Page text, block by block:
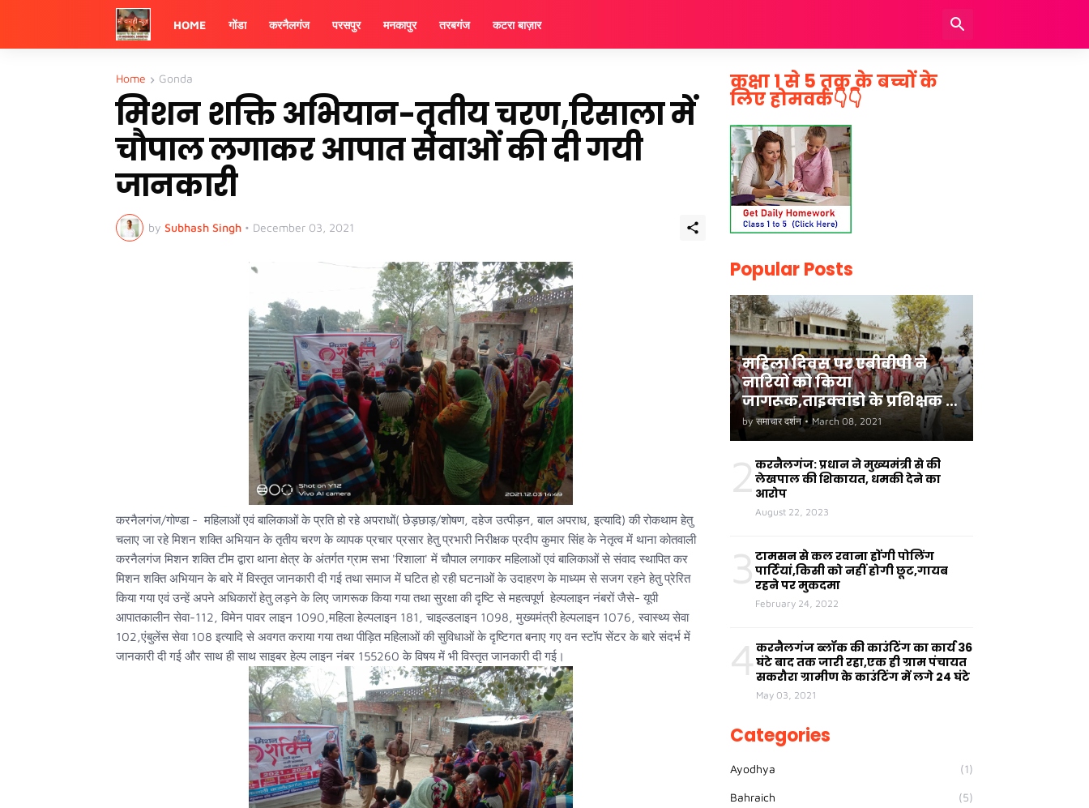
HOME गोंडा करनैलगंज परसपुर मनकापुर तरबगंज कटरा बाज़ार
Home Gonda
मिशन शक्ति अभियान-तृतीय चरण,रिसाला में
चौपाल लगाकर आपात सेवाओं की दी गयी
जानकारी
by Subhash Singh • December 03, 2021
करनैलगंज/गोण्डा - महिलाओं एवं बालिकाओं के प्रति हो रहे अपराधों( छेड़छाड़/शोषण, दहेज उत्पीड़न, बाल अपराध, इत्यादि) की रोकथाम हेतु
चलाए जा रहे मिशन शक्ति अभियान के तृतीय चरण के व्यापक प्रचार प्रसार हेतु प्रभारी निरीक्षक प्रदीप कुमार सिंह के नेतृत्व में थाना कोतवाली
करनैलगंज मिशन शक्ति टीम द्वारा थाना क्षेत्र के अंतर्गत ग्राम सभा 'रिशाला' में चौपाल लगाकर महिलाओं एवं बालिकाओं से संवाद स्थापित कर
मिशन शक्ति अभियान के बारे में विस्तृत जानकारी दी गई तथा समाज में घटित हो रही घटनाओं के उदाहरण के माध्यम से सजग रहने हेतु प्रेरित
किया गया एवं उन्हें अपने अधिकारों हेतु लड़ने के लिए जागरूक किया गया तथा सुरक्षा की दृष्टि से महत्वपूर्ण हेल्पलाइन नंबरों जैसे- यूपी
आपातकालीन सेवा-112, विमेन पावर लाइन 1090,महिला हेल्पलाइन 181, चाइल्डलाइन 1098, मुख्यमंत्री हेल्पलाइन 1076, स्वास्थ्य सेवा
102,एंबुलेंस सेवा 108 इत्यादि से अवगत कराया गया तथा पीड़ित महिलाओं की सुविधाओं के दृष्टिगत बनाए गए वन स्टॉप सेंटर के बारे संदर्भ में
जानकारी दी गई और साथ ही साथ साइबर हेल्प लाइन नंबर 155260 के विषय में भी विस्तृत जानकारी दी गई।
कक्षा 1 से 5 तक के बच्चों के
लिए होमवर्क👇👇
Popular Posts
महिला दिवस पर एबीवीपी ने
नारियों को किया
जागरूक,ताइक्वांडो के प्रशिक्षक ने
छात्राओं को सुरक्षा के टिप्स दिए
by समाचार दर्शन • March 08, 2021
2 करनैलगंज: प्रधान ने मुख्यमंत्री से की
लेखपाल की शिकायत, धमकी देने का
आरोप
August 22, 2023
3 टामसन से कल रवाना होंगी पोलिंग
पार्टियां,किसी को नहीं होगी छूट,गायब
रहने पर मुकदमा
February 24, 2022
4 करनैलगंज ब्लॉक की काउंटिंग का कार्य 36
घंटे बाद तक जारी रहा,एक ही ग्राम पंचायत
सकरौरा ग्रामीण के काउंटिंग में लगे 24 घंटे
May 03, 2021
Categories
Ayodhya (1)
Bahraich (5)